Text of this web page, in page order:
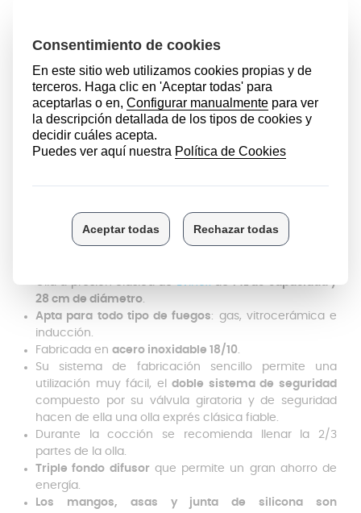
DESCRIPCIÓN
La olla express es uno de nuestros mejores aliados en la
cocina, ya que permite cocinar tanto a vapor, cocer o
guisar. Además, reduce considerablemente el tiempo
tiempo y en consumo energético. Por ello, es
para saber cuál va a cumplir satisfactoriamente con
nuestras necesidades (en cuanto a capacidad,
Olla a presión clásica deEvinoxde14L de capacidad y
28 cm de diámetro.
Apta para todo tipo de fuegos: gas, vitrocerámica e
inducción.
Fabricada en acero inoxidable 18/10.
Su sistema de fabricación sencillo permite una
utilización muy fácil, eldoble sistema de seguridad
compuesto por su válvula giratoria y de seguridad
hacen de ella una olla exprés clásica fiable.
Durante la cocción se recomienda llenar la 2/3
partes de la olla.
Triple fondo difusorque permite un gran ahorro de
energía.
Los mangos, asas y junta de silicona son